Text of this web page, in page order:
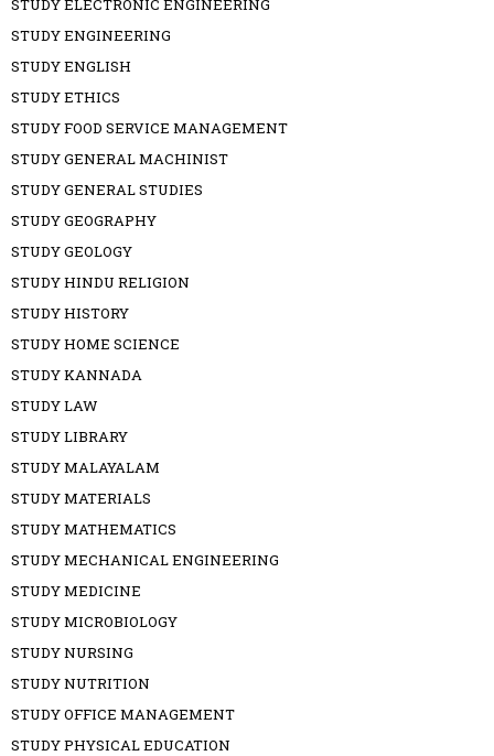
STUDY ENGINEERING
STUDY ENGLISH
STUDY ETHICS
STUDY FOOD SERVICE MANAGEMENT
STUDY GENERAL MACHINIST
STUDY GENERAL STUDIES
STUDY GEOGRAPHY
STUDY GEOLOGY
STUDY HINDU RELIGION
STUDY HISTORY
STUDY HOME SCIENCE
STUDY KANNADA
STUDY LAW
STUDY LIBRARY
STUDY MALAYALAM
STUDY MATERIALS
STUDY MATHEMATICS
STUDY MECHANICAL ENGINEERING
STUDY MEDICINE
STUDY MICROBIOLOGY
STUDY NURSING
STUDY NUTRITION
STUDY OFFICE MANAGEMENT
STUDY PHYSICAL EDUCATION